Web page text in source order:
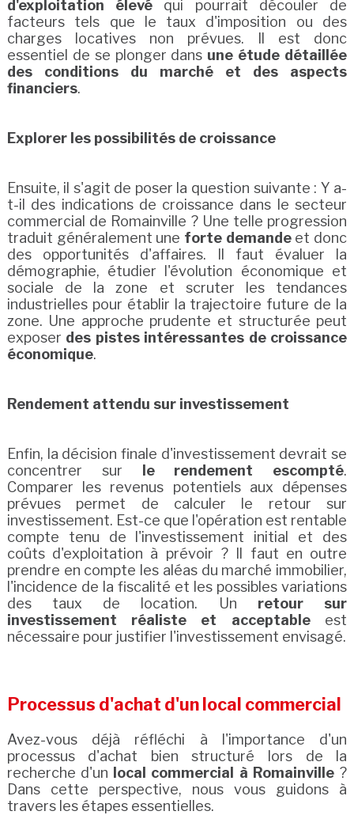
d'exploitation élevé qui pourrait découler de
facteurs tels que le taux d'imposition ou des
charges locatives non prévues. Il est donc
essentiel de se plonger dans une étude détaillée
des conditions du marché et des aspects
financiers.
Explorer les possibilités de croissance
Ensuite, il s'agit de poser la question suivante : Y a-
t-il des indications de croissance dans le secteur
commercial de Romainville ? Une telle progression
traduit généralement une forte demandeet donc
des opportunités d'affaires. Il faut évaluer la
démographie, étudier l'évolution économique et
sociale de la zone et scruter les tendances
industrielles pour établir la trajectoire future de la
zone. Une approche prudente et structurée peut
exposer des pistes intéressantes de croissance
économique.
Rendement attendu sur investissement
Enfin, la décision finale d'investissement devrait se
concentrer sur le rendement escompté.
Comparer les revenus potentiels aux dépenses
prévues permet de calculer le retour sur
investissement. Est-ce que l'opération est rentable
compte tenu de l'investissement initial et des
coûts d'exploitation à prévoir ? Il faut en outre
prendre en compte les aléas du marché immobilier,
l'incidence de la fiscalité et les possibles variations
des taux de location. Un retour sur
investissement réaliste et acceptableest
nécessaire pour justifier l'investissement envisagé.
Processus d'achat d'un local commercial
Avez-vous déjà réfléchi à l'importance d'un
processus d'achat bien structuré lors de la
recherche d'un
local commercial à Romainville?
Dans cette perspective, nous vous guidons à
travers les étapes essentielles.